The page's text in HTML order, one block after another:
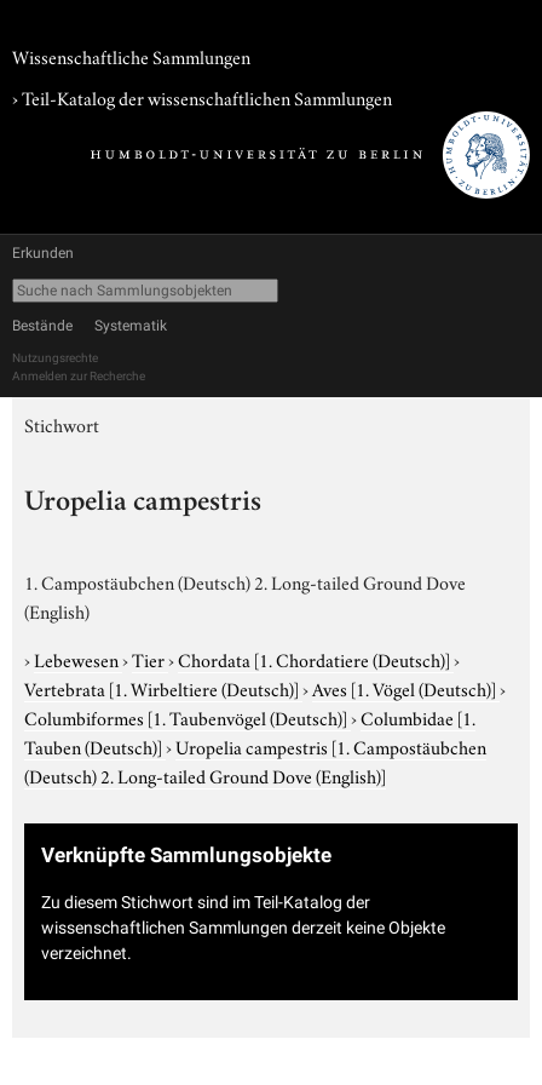
Wissenschaftliche Sammlungen
› Teil-Katalog der wissenschaftlichen Sammlungen
Erkunden
Bestände Systematik
Nutzungsrechte
Anmelden zur Recherche
Stichwort
Uropelia campestris
1. Campostäubchen (Deutsch) 2. Long-tailed Ground Dove
(English)
›Lebewesen›Tier›Chordata [1. Chordatiere (Deutsch)]›
Vertebrata [1. Wirbeltiere (Deutsch)]›Aves [1. Vögel (Deutsch)]›
Columbiformes [1. Taubenvögel (Deutsch)]›Columbidae [1.
Tauben (Deutsch)]›Uropelia campestris [1. Campostäubchen
(Deutsch) 2. Long-tailed Ground Dove (English)]
Verknüpfte Sammlungsobjekte
Zu diesem Stichwort sind im Teil-Katalog der
wissenschaftlichen Sammlungen derzeit keine Objekte
verzeichnet.